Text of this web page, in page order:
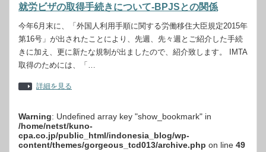
就労ビザの取得手続きについて‐BPJSとの関係
今年6月末に、「外国人利用手順に関する労働移住大臣規定2015年
第16号」が出されたことにより、先週、先々週とご紹介した手続
きに加え、更に新たな規制が出ましたので、紹介致します。 IMTA
取得のためには、「…
詳細を見る
Warning: Undefined array key "show_bookmark" in
/home/netst/kuno-
cpa.co.jp/public_html/indonesia_blog/wp-
content/themes/gorgeous_tcd013/archive.php on line 49